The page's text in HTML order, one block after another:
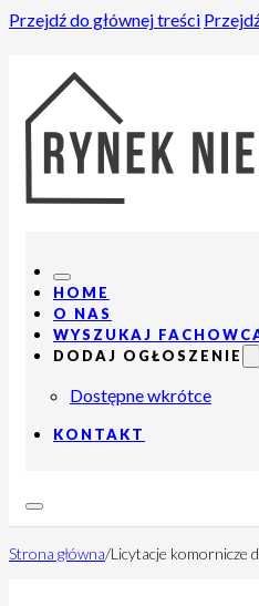
Przejdź do głównej treści
HOME
O NAS
WYSZUKAJ
DODAJ OGŁOSZENIE
Dostępne wkrótce
KONTAKT
Strona główna/Licytacje komornicze